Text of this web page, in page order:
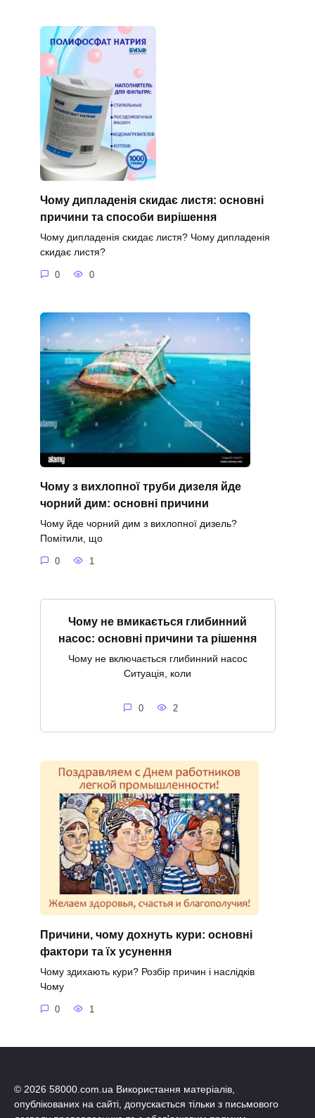
Чому дипладенія скидає листя: основні
причини та способи вирішення
Чому дипладенія скидає листя? Чому дипладенія
скидає листя?
0 0
Чому з вихлопної труби дизеля йде
чорний дим: основні причини
Чому йде чорний дим з вихлопної дизель?
Помітили, що
0 1
Чому не вмикається глибинний
насос: основні причини та рішення
Чому не включається глибинний насос
Ситуація, коли
0 2
Причини, чому дохнуть кури: основні
фактори та їх усунення
Чому здихають кури? Розбір причин і наслідків
Чому
0 1
© 2026 58000.com.ua Використання матеріалів,
опублікованих на сайті, допускається тільки з письмового